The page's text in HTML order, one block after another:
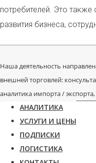
потребителей. Это также
развития бизнеса,
Наша деятельность
внешней торговлей:
аналитика импорта /
АНАЛИТИКА
УСЛУГИ И ЦЕНЫ
ПОДПИСКИ
ЛОГИСТИКА